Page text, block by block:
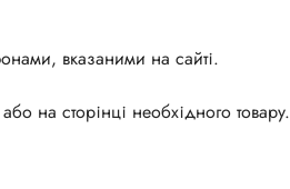
вказаними на сайті.
на сторінці необхідного товару.